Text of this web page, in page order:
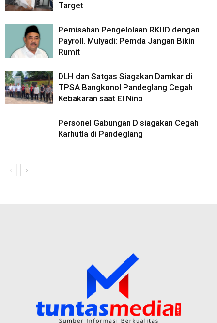
Target
Pemisahan Pengelolaan RKUD dengan
Payroll. Mulyadi: Pemda Jangan Bikin
Rumit
DLH dan Satgas Siagakan Damkar di
TPSA Bangkonol Pandeglang Cegah
Kebakaran saat El Nino
Personel Gabungan Disiagakan Cegah
Karhutla di Pandeglang